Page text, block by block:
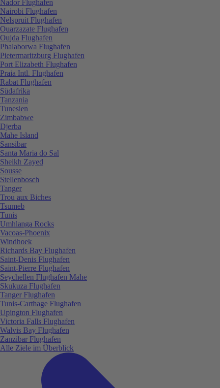
Nador Flughafen
Nairobi Flughafen
Nelspruit Flughafen
Ouarzazate Flughafen
Oujda Flughafen
Phalaborwa Flughafen
Pietermaritzburg Flughafen
Port Elizabeth Flughafen
Praia Intl. Flughafen
Rabat Flughafen
Südafrika
Tanzania
Tunesien
Zimbabwe
Djerba
Mahe Island
Sansibar
Santa Maria do Sal
Sheikh Zayed
Sousse
Stellenbosch
Tanger
Trou aux Biches
Tsumeb
Tunis
Umhlanga Rocks
Vacoas-Phoenix
Windhoek
Richards Bay Flughafen
Saint-Denis Flughafen
Saint-Pierre Flughafen
Seychellen Flughafen Mahe
Skukuza Flughafen
Tanger Flughafen
Tunis-Carthage Flughafen
Upington Flughafen
Victoria Falls Flughafen
Walvis Bay Flughafen
Zanzibar Flughafen
Alle Ziele im Überblick